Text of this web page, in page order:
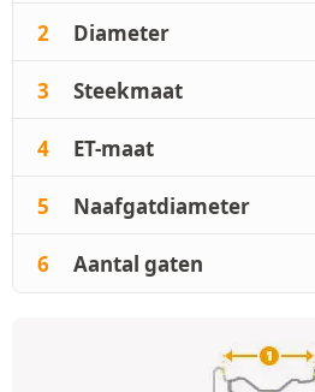
2 Diameter
3 Steekmaat
4 ET-maat
5 Naafgatdiameter
6 Aantal gaten